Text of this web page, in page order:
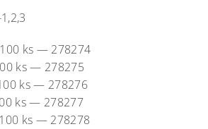
ks — 278274
ks — 278275
ks — 278276
ks — 278277
ks — 278278